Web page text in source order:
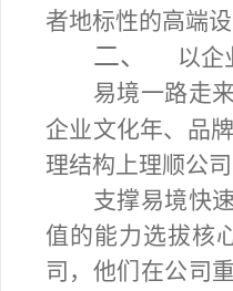
者地标性的高端设
二、
以企
易境一路走
企业文化年、品
理结构上理顺公司
支撑易境快
值的能力选拔核
司，他们在公司